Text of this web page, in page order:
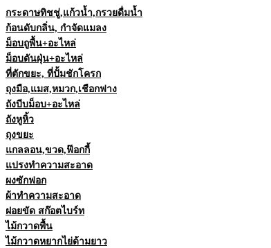
กระดาษทิชชู่,แก้วน้ำ,กรวยดื่มน้ำ
ก้อนดับกลิ่น, กำจัดแมลง
ม็อบถูพื้น+อะไหล่
ม็อบดันฝุ่น+อะไหล่
ที่ตักขยะ, ที่ปั้มชักโครก
ถุงมือ,แมส,หมวก,เชือกฟาง
ถังบีบม็อบ+อะไหล่
ถังหูหิ้ว
ถุงขยะ
แกลลอน,ขวด,ฟ๊อกกี้
แปรงทำความสะอาด
ผงซักฟอก
ผ้าทำความสะอาด
ฝอยขัด สก๊อตไบร์ท
ไม้กวาดพื้น
ไม้กวาดหยากไย่ด้ามยาว